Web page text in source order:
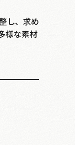
し、求め
様な素材